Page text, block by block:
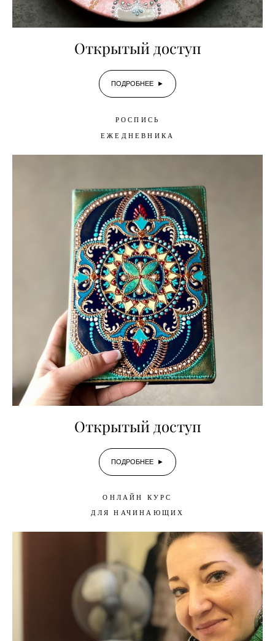
Открытый доступ
ПОДРОБНЕЕ ►
РОСПИСЬ
ЕЖЕДНЕВНИКА
Открытый доступ
ПОДРОБНЕЕ ►
ОНЛАЙН КУРС
ДЛЯ НАЧИНАЮЩИХ